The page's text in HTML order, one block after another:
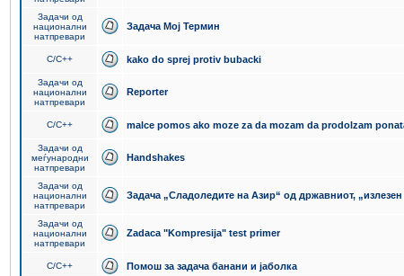
Задачи од
национални
натпревари
Задача Мој Термин
C/C++ kako do sprej protiv bubacki
Задачи од
национални
натпревари
Reporter
C/C++ malce pomos ako moze za da mozam da prodolzam
Задачи од
меѓународни
натпревари
Handshakes
Задачи од
национални
натпревари
Задача „Сладоледите на Азир“ од државниот,
Задачи од
национални
натпревари
Zadaca "Kompresija" test primer
C/C++ Помош за задача банани и јаболка